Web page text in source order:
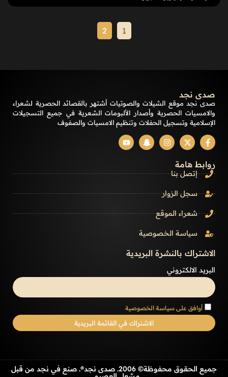
1
2
صدى نجد
صدى نجد موقع الشيلات والصوتيات أشتهر بالقصائد الحصرية لشعراء
والامسيات الحصرية وأصدار الألبومات الشعرية في جميع التسجيلات
الإسلامية وتسجيل الحفلات وتنظيم الامسيات والصفوف
روابط هامة
إتصل بنا
سجل الزوار
شعراء الموقع
سياسة الخصوصية
الاشتراك بالنشرة البريدية
البريد الالكتروني
أوافق على سياسة الخصوصية
جميع الحقوق محفوظة© 2006. صدى نجد®. صنع في نجد من قبل